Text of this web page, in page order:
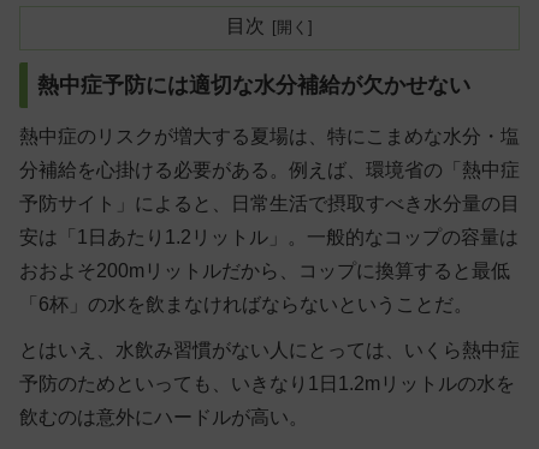
目次
熱中症予防には適切な水分補給が欠かせない
熱中症のリスクが増大する夏場は、特にこまめな水分・塩
分補給を心掛ける必要がある。例えば、環境省の「熱中症
予防サイト」によると、日常生活で摂取すべき水分量の目
安は「1日あたり1.2リットル」。一般的なコップの容量は
おおよそ200mリットルだから、コップに換算すると最低
「6杯」の水を飲まなければならないということだ。
とはいえ、水飲み習慣がない人にとっては、いくら熱中症
予防のためといっても、いきなり1日1.2mリットルの水を
飲むのは意外にハードルが高い。